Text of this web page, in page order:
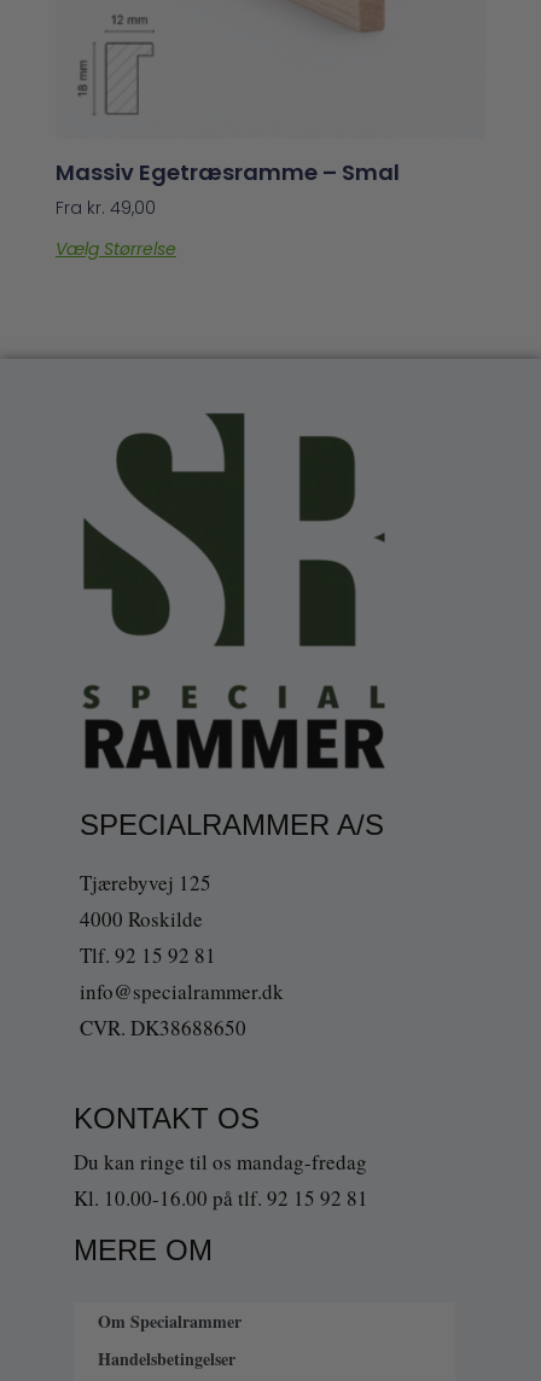
Massiv Egetræsramme – Smal
Fra kr. 49,00
Vælg Størrelse
SPECIALRAMMER A/S
Tjærebyvej 125
4000 Roskilde
Tlf. 92 15 92 81
info@specialrammer.dk
CVR. DK38688650
KONTAKT OS
Du kan ringe til os mandag-fredag
Kl. 10.00-16.00 på tlf. 92 15 92 81
MERE OM
Om Specialrammer
Handelsbetingelser